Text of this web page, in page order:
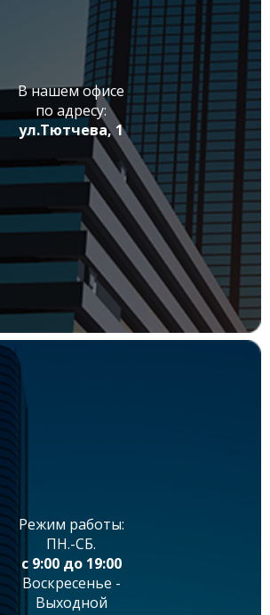
В нашем офисе
по адресу:
ул.Тютчева, 1
Режим работы:
ПН.-СБ.
с 9:00 до 19:00
Воскресенье -
Выходной